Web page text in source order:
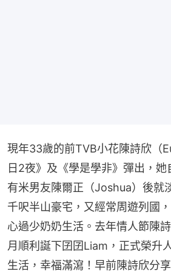
現年33歲的前TVB小花陳詩欣（
日2夜》及《學是學非》彈出，
有米男友陳爾正（Joshua）後就
千呎半山豪宅，又經常周遊列國
心過少奶奶生活。去年情人節陳
月順利誕下囝囝Liam，正式榮升
生活，幸福滿瀉！早前陳詩欣分